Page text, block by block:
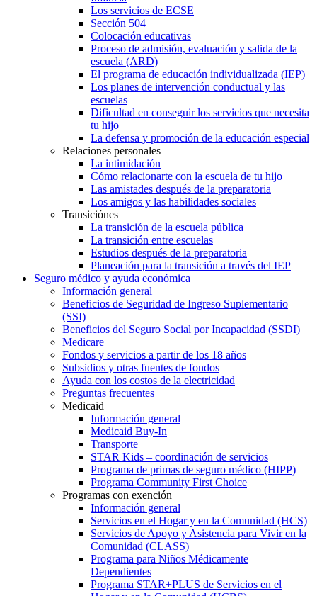
Los servicios de ECSE
Sección 504
Colocación educativas
Proceso de admisión, evaluación y salida de la
escuela (ARD)
El programa de educación individualizada (IEP)
Los planes de intervención conductual y las
escuelas
Dificultad en conseguir los servicios que necesita
tu hijo
La defensa y promoción de la educación especial
Relaciones personales
La intimidación
Cómo relacionarte con la escuela de tu hijo
Las amistades después de la preparatoria
Los amigos y las habilidades sociales
Transiciónes
La transición de la escuela pública
La transición entre escuelas
Estudios después de la preparatoria
Planeación para la transición a través del IEP
Seguro médico y ayuda económica
Información general
Beneficios de Seguridad de Ingreso Suplementario
(SSI)
Beneficios del Seguro Social por Incapacidad (SSDI)
Medicare
Fondos y servicios a partir de los 18 años
Subsidios y otras fuentes de fondos
Ayuda con los costos de la electricidad
Preguntas frecuentes
Medicaid
Información general
Medicaid Buy-In
Transporte
STAR Kids – coordinación de servicios
Programa de primas de seguro médico (HIPP)
Programa Community First Choice
Programas con exención
Información general
Servicios en el Hogar y en la Comunidad (HCS)
Servicios de Apoyo y Asistencia para Vivir en la
Comunidad (CLASS)
Programa para Niños Médicamente
Dependientes
Programa STAR+PLUS de Servicios en el